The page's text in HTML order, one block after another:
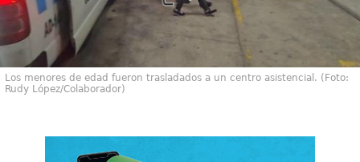
Los menores de edad fueron trasladados a un centro asistencial. (Foto:
Rudy López/Colaborador)